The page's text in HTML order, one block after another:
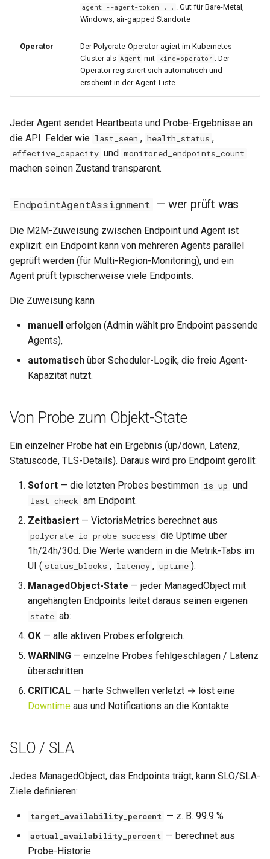
0.29.7
0.29.6
0.29.5
0.29.3
0.29.2
0.29.0
0.28.0
0.11.23
0.11.22
0.11.21
0.11.19
0.11.18
0.11.16
0.11.15
0.11.8
0.11.7
0.11.6
0.11.5
0.11.4
0.11.2
0.11.0
agent --agent-token ...
. Gut für Bare-Metal,
Windows, air-gapped Standorte
Operator
Der Polycrate-Operator agiert im Kubernetes-
Cluster als Agent mit kind=operator
. Der
Operator registriert sich automatisch und
erscheint in der Agent-Liste
Jeder Agent sendet Heartbeats und Probe-Ergebnisse an
die API. Felder wie last_seen , health_status ,
effective_capacity und monitored_endpoints_count
machen seinen Zustand transparent.
EndpointAgentAssignment — wer prüft was
Die M2M-Zuweisung zwischen Endpoint und Agent ist
explizit: ein Endpoint kann von mehreren Agents parallel
geprüft werden (für Multi-Region-Monitoring), und ein
Agent prüft typischerweise viele Endpoints.
Die Zuweisung kann
manuell erfolgen (Admin wählt pro Endpoint passende
Agents),
automatisch über Scheduler-Logik, die freie Agent-
Kapazität nutzt.
Von Probe zum Objekt-State
Ein einzelner Probe hat ein Ergebnis (up/down, Latenz,
Statuscode, TLS-Details). Daraus wird pro Endpoint gerollt:
Sofort — die letzten Probes bestimmen is_up und
last_check am Endpoint.
Zeitbasiert — VictoriaMetrics berechnet aus
polycrate_io_probe_success die Uptime über
1h/24h/30d. Die Werte wandern in die Metrik-Tabs im
UI ( status_blocks , latency , uptime ).
ManagedObject-State — jeder ManagedObject mit
angehängten Endpoints leitet daraus seinen eigenen
state ab:
OK — alle aktiven Probes erfolgreich.
WARNING — einzelne Probes fehlgeschlagen / Latenz
überschritten.
CRITICAL — harte Schwellen verletzt → löst eine
Downtime aus und Notifications an die Kontakte.
SLO / SLA
Jedes ManagedObject, das Endpoints trägt, kann SLO/SLA-
Ziele definieren:
target_availability_percent — z. B. 99.9 %
actual_availability_percent — berechnet aus
Probe-Historie